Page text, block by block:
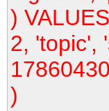
)
2, 'topic',
)